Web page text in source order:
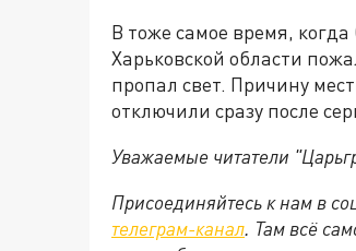
В тоже самое время,
Харьковской области
пропал свет. Причину
отключили сразу после
Уважаемые читатели
Присоединяйтесь к нам в
телеграм-канал. Там всё